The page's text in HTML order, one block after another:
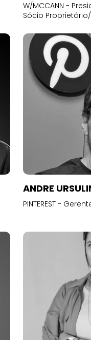
W/MCCANN -
Sócio
ANDRE
PINTEREST -